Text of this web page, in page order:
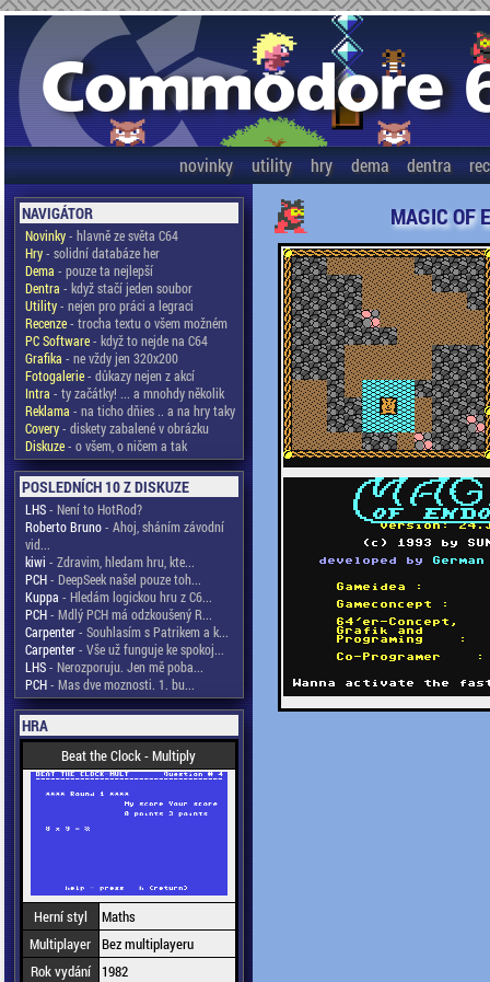
novinky utility hry dema dentra
NAVIGÁTOR
Novinky- hlavně ze světa C64
Hry- solidní databáze her
Dema - pouze ta nejlepší
Dentra - když stačí jeden soubor
Utility- nejen pro práci a legraci
Recenze- trocha textu o všem možném
PC Software- když to nejde na C64
Grafika - ne vždy jen 320x200
Fotogalerie- důkazy nejen z akcí
Intra - ty začátky! ... a mnohdy několik
Reklama - na ticho dňies .. a na hry taky
Covery- diskety zabalené v obrázku
Diskuze- o všem, o ničem a tak
POSLEDNÍCH 10 Z DISKUZE
LHS- Není to HotRod?
Roberto Bruno- Ahoj, sháním závodní
vid...
kiwi - Zdravim, hledam hru, kte...
PCH- DeepSeek našel pouze toh...
Kuppa - Hledám logickou hru z C6...
PCH- Mdlý PCH má odzkoušený R...
Carpenter- Souhlasím s Patrikem a k...
Carpenter- Vše už funguje ke spokoj...
LHS- Nerozporuju. Jen mě poba...
PCH- Mas dve moznosti. 1. bu...
HRA
Beat the Clock - Multiply
Herní styl
Maths
Multiplayer Bez multiplayeru
Rok vydání
1982
MAGIC OF